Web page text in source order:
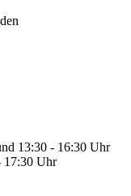
13:30 - 16:30 Uhr
17:30 Uhr